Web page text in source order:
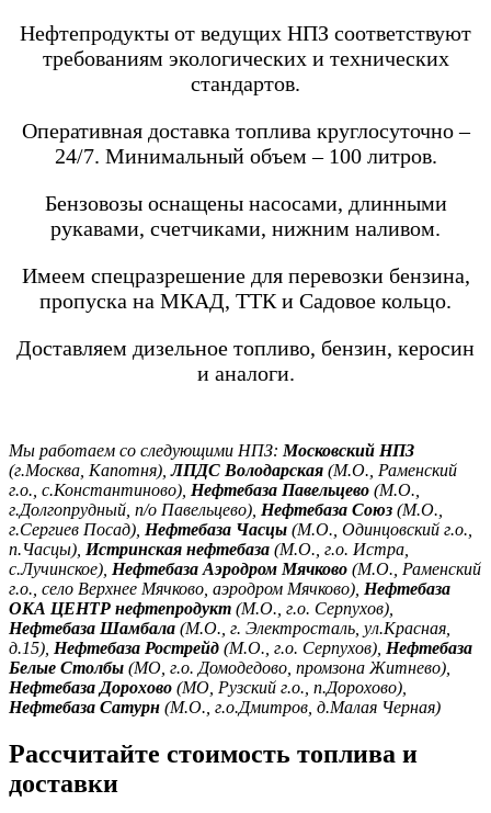
Нефтепродукты от ведущих НПЗ соответствуют
требованиям экологических и технических
стандартов.
Оперативная доставка топлива круглосуточно –
24/7. Минимальный объем – 100 литров.
Бензовозы оснащены насосами, длинными
рукавами, счетчиками, нижним наливом.
Имеем спецразрешение для перевозки бензина,
пропуска на МКАД, ТТК и Садовое кольцо.
Доставляем дизельное топливо, бензин, керосин
и аналоги.
Мы работаем со следующими НПЗ: Московский НПЗ
(г.Москва, Капотня),ЛПДС Володарская (М.О., Раменский
г.о., с.Константиново), Нефтебаза Павельцево (М.О.,
г.Долгопрудный, п/о Павельцево), Нефтебаза Союз (М.О.,
г.Сергиев Посад), Нефтебаза Часцы (М.О., Одинцовский г.о.,
п.Часцы), Истринская нефтебаза (М.О., г.о. Истра,
с.Лучинское), Нефтебаза Аэродром Мячково (М.О., Раменский
г.о., село Верхнее Мячково, аэродром Мячково), Нефтебаза
ОКА ЦЕНТР нефтепродукт (М.О., г.о. Серпухов),
Нефтебаза Шамбала (М.О., г. Электросталь, ул.Красная,
д.15), Нефтебаза Рострейд (М.О., г.о. Серпухов), Нефтебаза
Белые Столбы (МО, г.о. Домодедово, промзона Житнево),
Нефтебаза Дорохово (МО, Рузский г.о., п.Дорохово),
Нефтебаза Сатурн (М.О., г.о.Дмитров, д.Малая Черная)
Рассчитайте стоимость топлива и
доставки